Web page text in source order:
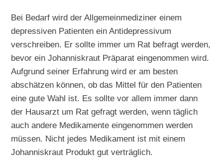
Bei Bedarf wird der Allgemeinmediziner einem
depressiven Patienten ein Antidepressivum
verschreiben. Er sollte immer um Rat befragt werden,
bevor ein Johanniskraut Präparat eingenommen wird.
Aufgrund seiner Erfahrung wird er am besten
abschätzen können, ob das Mittel für den Patienten
eine gute Wahl ist. Es sollte vor allem immer dann
der Hausarzt um Rat gefragt werden, wenn täglich
auch andere Medikamente eingenommen werden
müssen. Nicht jedes Medikament ist mit einem
Johanniskraut Produkt gut verträglich.